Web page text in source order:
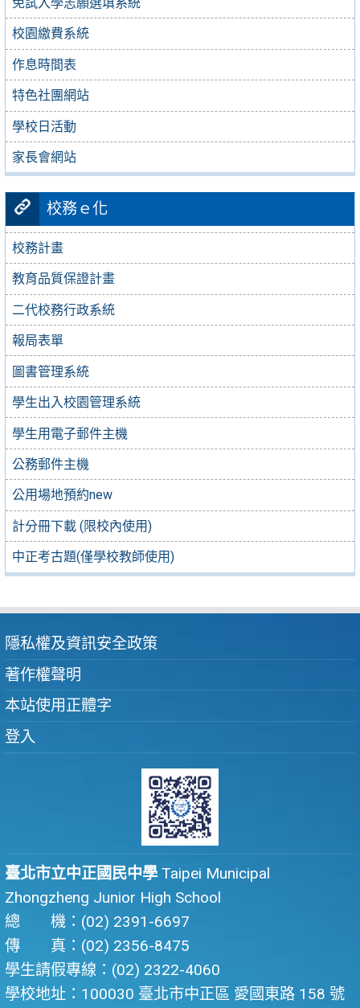
校園繳費系統
作息時間表
特色社團網站
學校日活動
家長會網站
校務ｅ化
校務計畫
教育品質保證計畫
二代校務行政系統
報局表單
圖書管理系統
學生出入校園管理系統
學生用電子郵件主機
公務郵件主機
公用場地預約new
計分冊下載 (限校內使用)
中正考古題(僅學校教師使用)
隱私權及資訊安全政策
著作權聲明
本站使用正體字
登入
臺北市立中正國民中學 Taipei Municipal
Zhongzheng Junior High School
總 機：(02) 2391-6697
傳 真：(02) 2356-8475
學生請假專線：(02) 2322-4060
學校地址：100030 臺北市中正區 愛國東路 158 號